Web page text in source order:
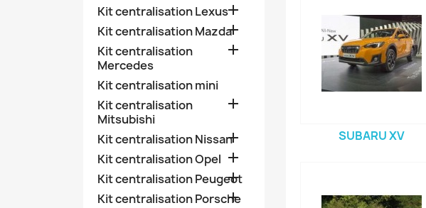
Kit centralisation Lexus
Kit centralisation Mazda
Kit centralisation
Mercedes

Kit centralisation mini
Kit centralisation
Mitsubishi

Kit centralisation Nissan
Kit centralisation Opel 
Kit centralisation Peugeot

Kit centralisation Porsche

SUBARU XV